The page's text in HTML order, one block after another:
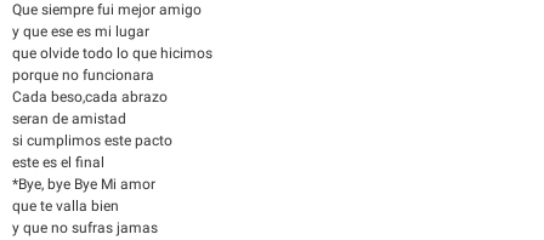
Que siempre fui mejor amigo
y que ese es mi lugar
que olvide todo lo que hicimos
porque no funcionara
Cada beso,cada abrazo
seran de amistad
si cumplimos este pacto
este es el final
*Bye, bye Bye Mi amor
que te valla bien
y que no sufras jamas